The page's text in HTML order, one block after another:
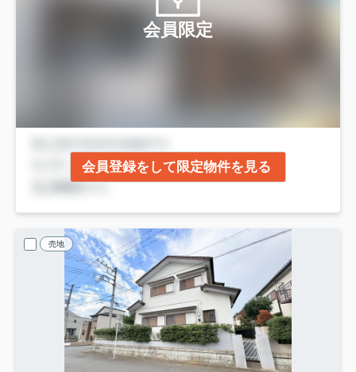
会員限定
会員登録をして限定物件を見る
売地